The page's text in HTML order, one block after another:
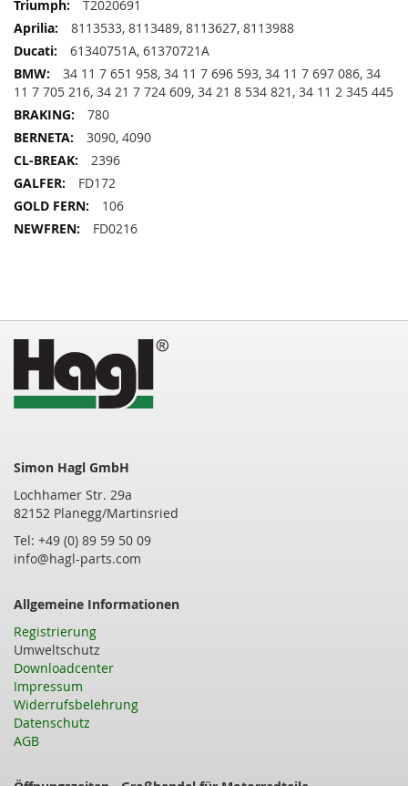
T2020691
8113533, 8113489, 8113627, 8113988
61340751A, 61370721A
34 11 7 651 958, 34 11 7 696 593, 34 11 7 697 086, 34
11 7 705 216, 34 21 7 724 609, 34 21 8 534 821, 34 11 2 345 445
780
3090, 4090
2396
FD172
106
FD0216
Simon Hagl GmbH
Lochhamer Str. 29a
82152 Planegg/Martinsried
Tel: +49 (0) 89 59 50 09
info@hagl-parts.com
Allgemeine Informationen
Registrierung
Umweltschutz
Downloadcenter
Impressum
Widerrufsbelehrung
Datenschutz
AGB